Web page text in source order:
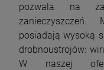
pozwala na
posiadają wysoką
drobnoustrojów:
W naszej